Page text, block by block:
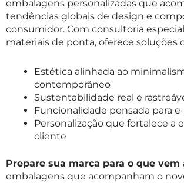
embalagens personalizadas que
tendências globais de design e
consumidor. Com consultoria
materiais de ponta, oferece soluções
Estética alinhada ao
contemporâneo
Sustentabilidade real e
Funcionalidade pensada para
Personalização que fortalece a
cliente
Prepare sua marca para o que vem
embalagens que acompanham o